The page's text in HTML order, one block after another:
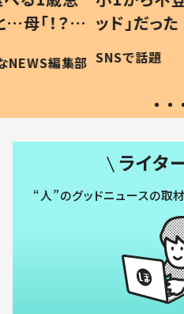
？」
編集部
ッド」だった 父
作り続ける理由
#令和の子
SNSで話題 ほ
ライタ
“人”のグッドニュースの取